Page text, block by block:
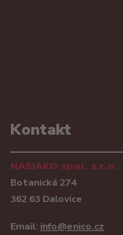
Kontakt
NASIAKO spol. s.r.o.
Botanická 274
362 63 Dalovice
Email: info@enico.cz